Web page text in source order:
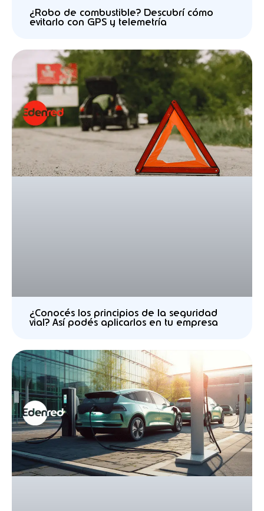
¿Robo de combustible? Descubrí cómo
evitarlo con GPS y telemetría
¿Conocés los principios de la seguridad
vial? Así podés aplicarlos en tu empresa